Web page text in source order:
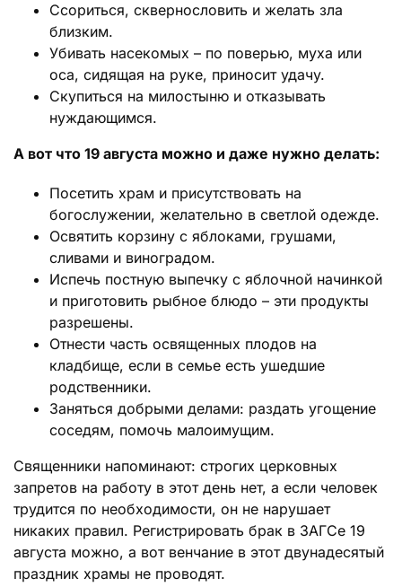
Ссориться, сквернословить и желать зла
близким.
Убивать насекомых – по поверью, муха или
оса, сидящая на руке, приносит удачу.
Скупиться на милостыню и отказывать
нуждающимся.
А вот что 19 августа можно и даже нужно делать:
Посетить храм и присутствовать на
богослужении, желательно в светлой одежде.
Освятить корзину с яблоками, грушами,
сливами и виноградом.
Испечь постную выпечку с яблочной начинкой
и приготовить рыбное блюдо – эти продукты
разрешены.
Отнести часть освященных плодов на
кладбище, если в семье есть ушедшие
родственники.
Заняться добрыми делами: раздать угощение
соседям, помочь малоимущим.
Священники напоминают: строгих церковных
запретов на работу в этот день нет, а если человек
трудится по необходимости, он не нарушает
никаких правил. Регистрировать брак в ЗАГСе 19
августа можно, а вот венчание в этот двунадесятый
праздник храмы не проводят.